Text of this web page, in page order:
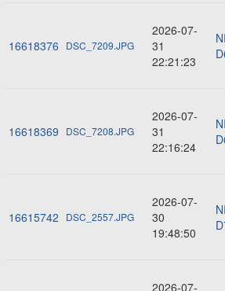
16618376 DSC_7209.JPG
2026-07-
31
22:21:23
16618369 DSC_7208.JPG
2026-07-
31
22:16:24
16615742 DSC_2557.JPG
2026-07-
30
19:48:50
2026-07-